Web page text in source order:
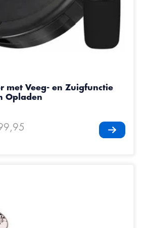
met Veeg- en Zuigfunctie
Opladen